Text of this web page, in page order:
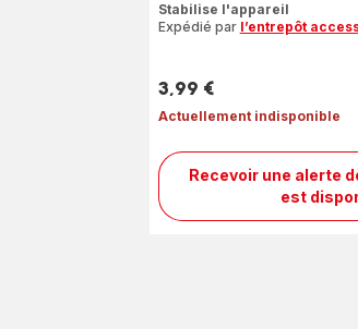
Recevoir une alerte
est
Stabilise l'appareil
Expédié par l’entrepôt
Prix
3,99 €
Actuellement indisponible